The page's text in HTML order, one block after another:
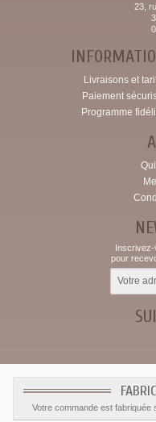
23,
Livraisons et
Paiement
Programme
Inscrivez-
pour
Votre commande est